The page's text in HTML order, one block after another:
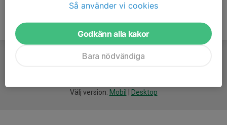
Välj version: Mobil Desktop
Så använder vi cookies
Godkänn alla kakor
Bara nödvändiga